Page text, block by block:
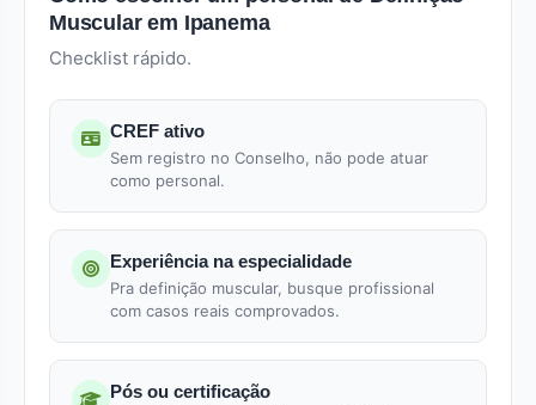
Muscular em Ipanema
Checklist rápido.
CREF ativo
Sem registro no Conselho, não pode atuar
como personal.
Experiência na especialidade
Pra definição muscular, busque profissional
com casos reais comprovados.
Pós ou certificação